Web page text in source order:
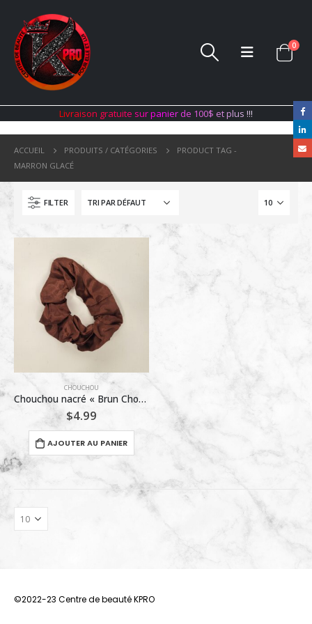
0
Livraison gratuite surpanier de 100$ etplus !!!
ACCUEIL PRODUITS / CATÉGORIES
PRODUCT TAG -
MARRON GLACÉ
FILTER
CHOUCHOU
Chouchou nacré « Brun Chocolat » – Accessoire Satiné Élégant et Confortable
$4.99
AJOUTER AU PANIER
©2022-23 Centre de beauté KPRO